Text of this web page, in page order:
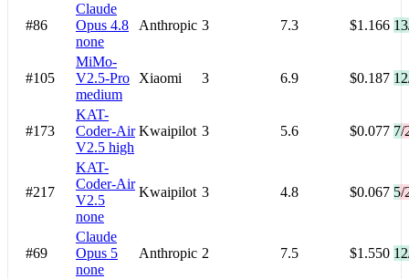
#86
Claude
Opus 4.8
none
Anthropic 3 7.3 $1.166
#105
MiMo-
V2.5-Pro
medium
Xiaomi 3 6.9 $0.187
#173
KAT-
Coder-Air
V2.5 high
Kwaipilot 3 5.6 $0.077 7/
#217
KAT-
Coder-Air
V2.5
none
Kwaipilot 3 4.8 $0.067 5/
#69
Claude
Opus 5
none
Anthropic 2 7.5 $1.550